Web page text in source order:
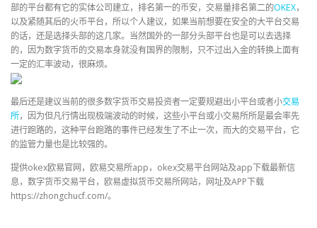
部的平台都有它的实体公司建立，排名第一的币安，交易量排名第二的OKEX，
以及紧随其后的火币平台，所以个人建议，如果当前想要在安全的大平台交易
的话，还是选择头部的这几家。当然国外的一部分头部平台也是可以去选择
的，因为数字货币的交易本身就没有国界的限制，只不过出入金的转换上面有
一定的汇率波动，很麻烦。
最后还是建议当前的很多数字货币交易投资者一定要规避出小平台或者小交易
所，因为但凡行情出现极端波动的时候，这些小平台或小交易所所是最会率先
进行跑路的，这种平台跑路的事件已经发生了不止一次，而大的交易平台，它
的监管力量也是比较强的。
提供okex欧易官网，欧易交易所app，okex交易平台网站及app下载最新信
息，数字货币交易平台，欧易虚拟货币交易所网站，网址及APP下载
https://zhongchucf.com/。